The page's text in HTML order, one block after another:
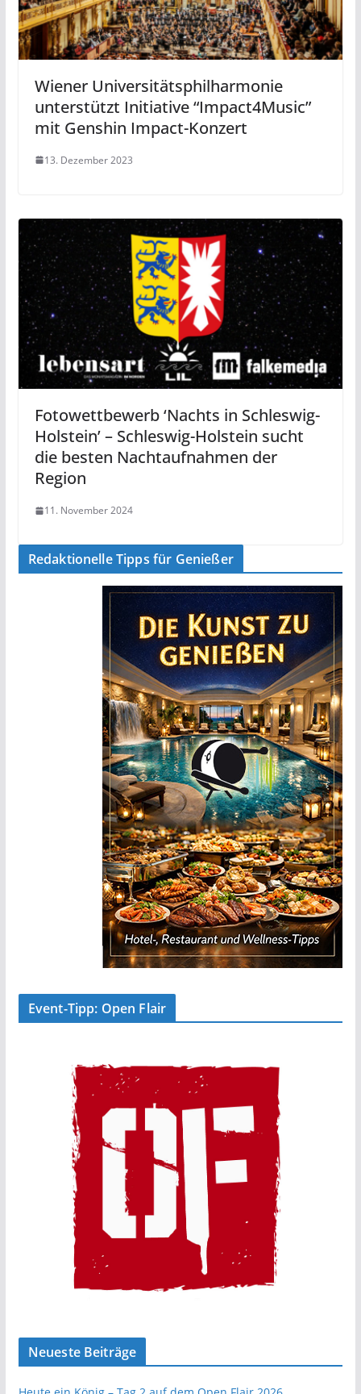
Wiener Universitätsphilharmonie
unterstützt Initiative “Impact4Music”
mit Genshin Impact-Konzert
13. Dezember 2023
Fotowettbewerb ‘Nachts in Schleswig-
Holstein’ – Schleswig-Holstein sucht
die besten Nachtaufnahmen der
Region
11. November 2024
Redaktionelle Tipps für Genießer
Event-Tipp: Open Flair
Neueste Beiträge